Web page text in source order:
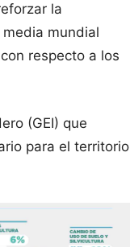
la
mundial
respecto a los
(GEI) que
para el territorio